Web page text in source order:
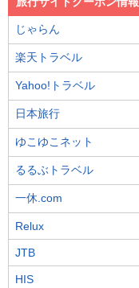
じゃらん
楽天トラベル
Yahoo!トラベル
日本旅行
ゆこゆこネット
るるぶトラベル
一休.com
Relux
JTB
HIS